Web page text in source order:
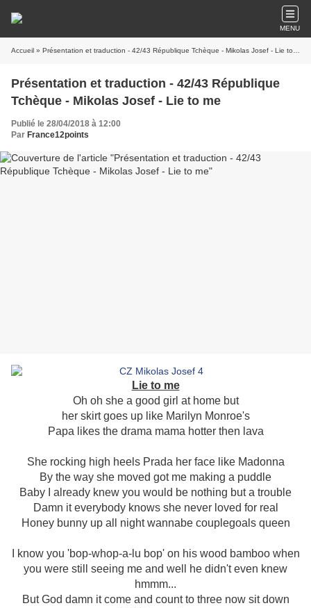
MENU
Accueil » Présentation et traduction - 42/43 République Tchèque - Mikolas Josef - Lie to me
Présentation et traduction - 42/43 République
Tchèque - Mikolas Josef - Lie to me
Publié le 28/04/2018 à 12:00
Par France12points
Lie to me
Oh oh she a good girl at home but
her skirt goes up like Marilyn Monroe's
Papa likes the drama mama hotter then lava
She rocking high heels Prada her face like Madonna
By the way she moved got me making a puddle
Baby I already knew you would be nothing but a trouble
Damn it everybody knows she never loved for real
Honey bunny up all night wannabe couplegoals queen
I know you 'bop-whop-a-lu bop' on his wood bamboo when
you were still seeing me and well he didn't even knew
hmmm...
But God damn it come and count to three now sit down